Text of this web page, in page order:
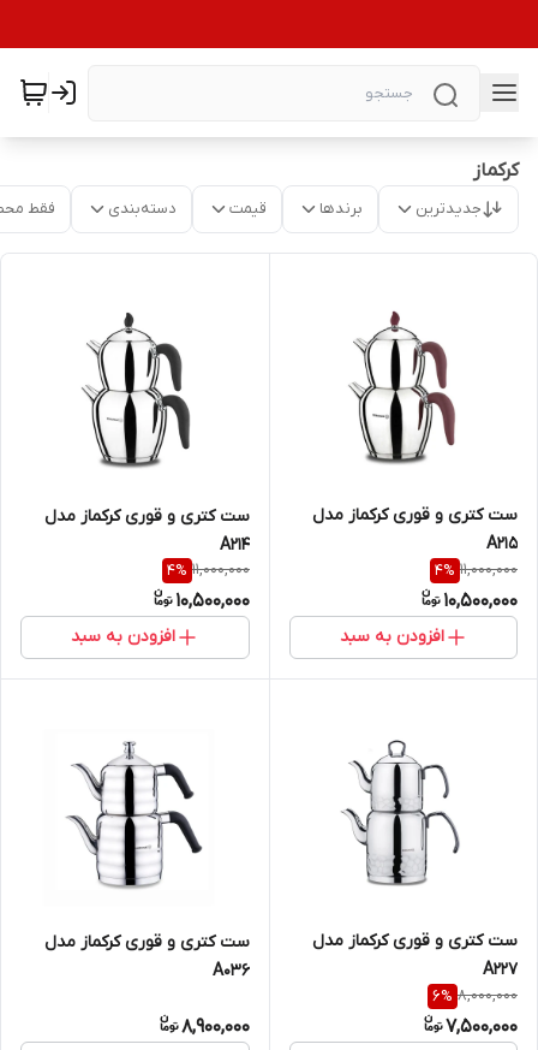
کرکماز
جدیدترین برندها قیمت دسته‌بندی فقط
ست کتری و قوری کرکماز مدل
A215
11,000,000
4%
10,500,000
افزودن به سبد
ست کتری و قوری کرکماز مدل
A214
11,000,000
4%
10,500,000
افزودن به سبد
ست کتری و قوری کرکماز مدل
A227
8,000,000
6%
7,500,000
ست کتری و قوری کرکماز مدل
A036
8,900,000